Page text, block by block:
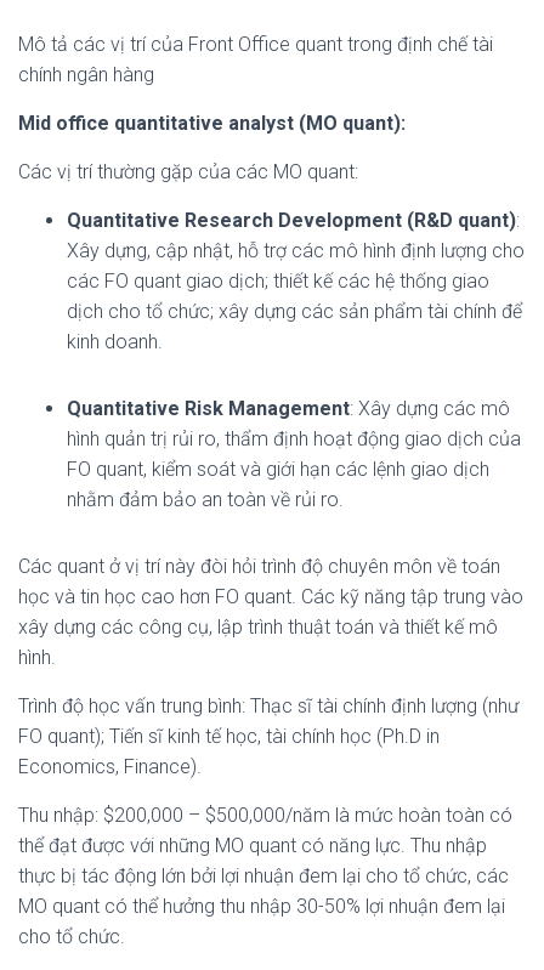
Mô tả các vị trí của Front Office quant trong định chế tài
chính ngân hàng
Mid office quantitative analyst (MO quant):
Các vị trí thường gặp của các MO quant:
Quantitative Research Development (R&D quant):
Xây dựng, cập nhật, hỗ trợ các mô hình định lượng cho
các FO quant giao dịch; thiết kế các hệ thống giao
dịch cho tổ chức; xây dựng các sản phẩm tài chính để
kinh doanh.
Quantitative Risk Management: Xây dựng các mô
hình quản trị rủi ro, thẩm định hoạt động giao dịch của
FO quant, kiểm soát và giới hạn các lệnh giao dịch
nhằm đảm bảo an toàn về rủi ro.
Các quant ở vị trí này đòi hỏi trình độ chuyên môn về toán
học và tin học cao hơn FO quant. Các kỹ năng tập trung vào
xây dựng các công cụ, lập trình thuật toán và thiết kế mô
hình.
Trình độ học vấn trung bình: Thạc sĩ tài chính định lượng (như
FO quant); Tiến sĩ kinh tế học, tài chính học (Ph.D in
Economics, Finance).
Thu nhập: $200,000 – $500,000/năm là mức hoàn toàn có
thể đạt được với những MO quant có năng lực. Thu nhập
thực bị tác động lớn bởi lợi nhuận đem lại cho tổ chức, các
MO quant có thể hưởng thu nhập 30-50% lợi nhuận đem lại
cho tổ chức.